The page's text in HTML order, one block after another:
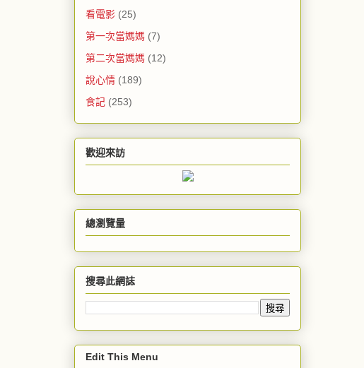
看電影 (25)
第一次當媽媽 (7)
第二次當媽媽 (12)
說心情 (189)
食記 (253)
歡迎來訪
總瀏覽量
搜尋此網誌
Edit This Menu